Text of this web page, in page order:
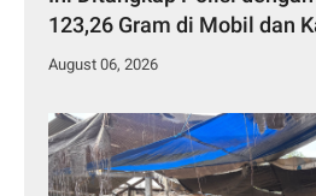
123,26 Gram di Mobil dan
August 06, 2026